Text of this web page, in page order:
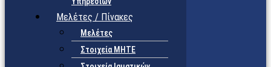
Μελέτες / Πίνακες
Μελέτες
Στοιχεία ΜΗΤΕ